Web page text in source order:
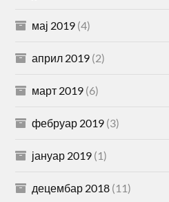
мај 2019 (4)
април 2019 (2)
март 2019 (6)
фебруар 2019 (3)
јануар 2019 (1)
децембар 2018 (11)